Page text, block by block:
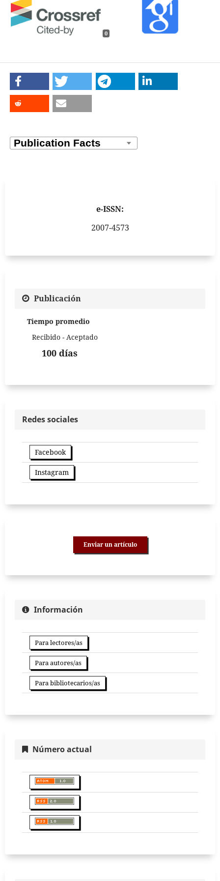
0
e-ISSN:
2007-4573
Publicación
Tiempo promedio
Recibido - Aceptado
100 días
Redes sociales
Facebook
Instagram
Enviar un artículo
Información
Para lectores/as
Para autores/as
Para bibliotecarios/as
Número actual